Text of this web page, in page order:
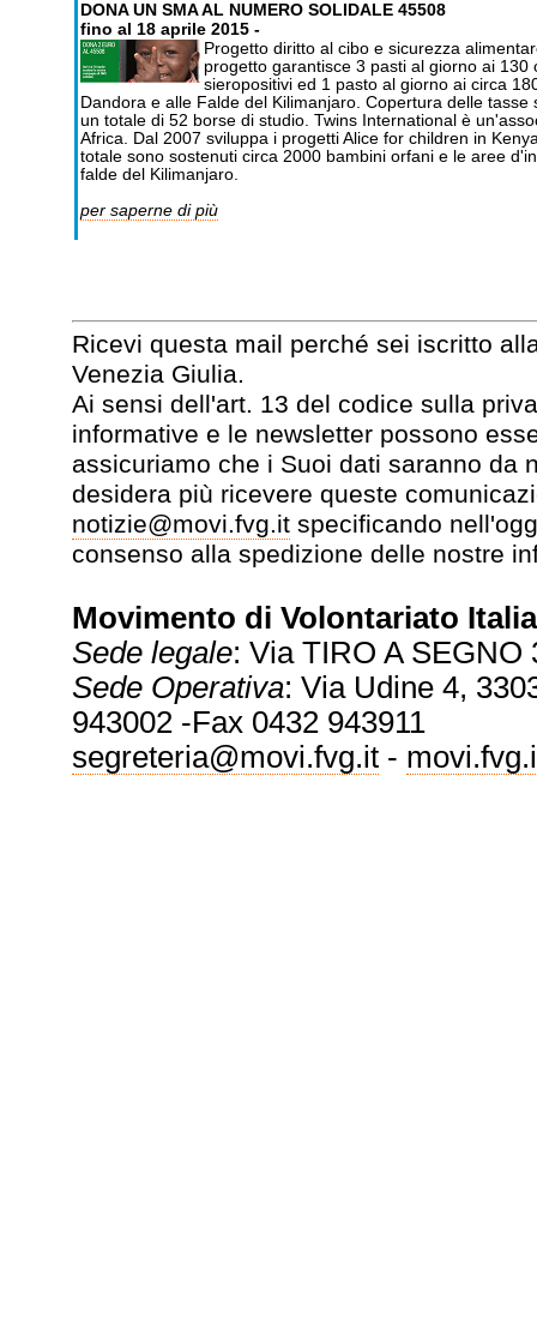
DONA UN SMA AL NUMERO SOLIDALE 45508
fino al 18 aprile 2015 -
Progetto diritto al cibo e sicurezza
progetto garantisce 3 pasti al giorno ai
sieropositivi ed 1 pasto al giorno ai circa
Dandora e alle Falde del Kilimanjaro. Copertura delle
un totale di 52 borse di studio. Twins International è
Africa. Dal 2007 sviluppa i progetti Alice for children in
totale sono sostenuti circa 2000 bambini orfani e le aree
falde del Kilimanjaro.
per saperne di più
Ricevi questa mail perché sei iscritto
Venezia Giulia.
Ai sensi dell'art. 13 del codice sulla
informative e le newsletter possono
assicuriamo che i Suoi dati saranno da
desidera più ricevere queste
notizie@movi.fvg.itspecificando
consenso alla spedizione delle nostre
Movimento di Volontariato
Sede legale: Via TIRO A SEGNO
Sede Operativa: Via Udine 4,
943002 -Fax 0432 943911
segreteria@movi.fvg.it-